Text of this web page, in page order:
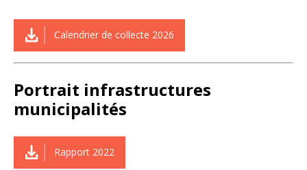
Calendrier de collecte 2026
Portrait infrastructures
municipalités
Rapport 2022